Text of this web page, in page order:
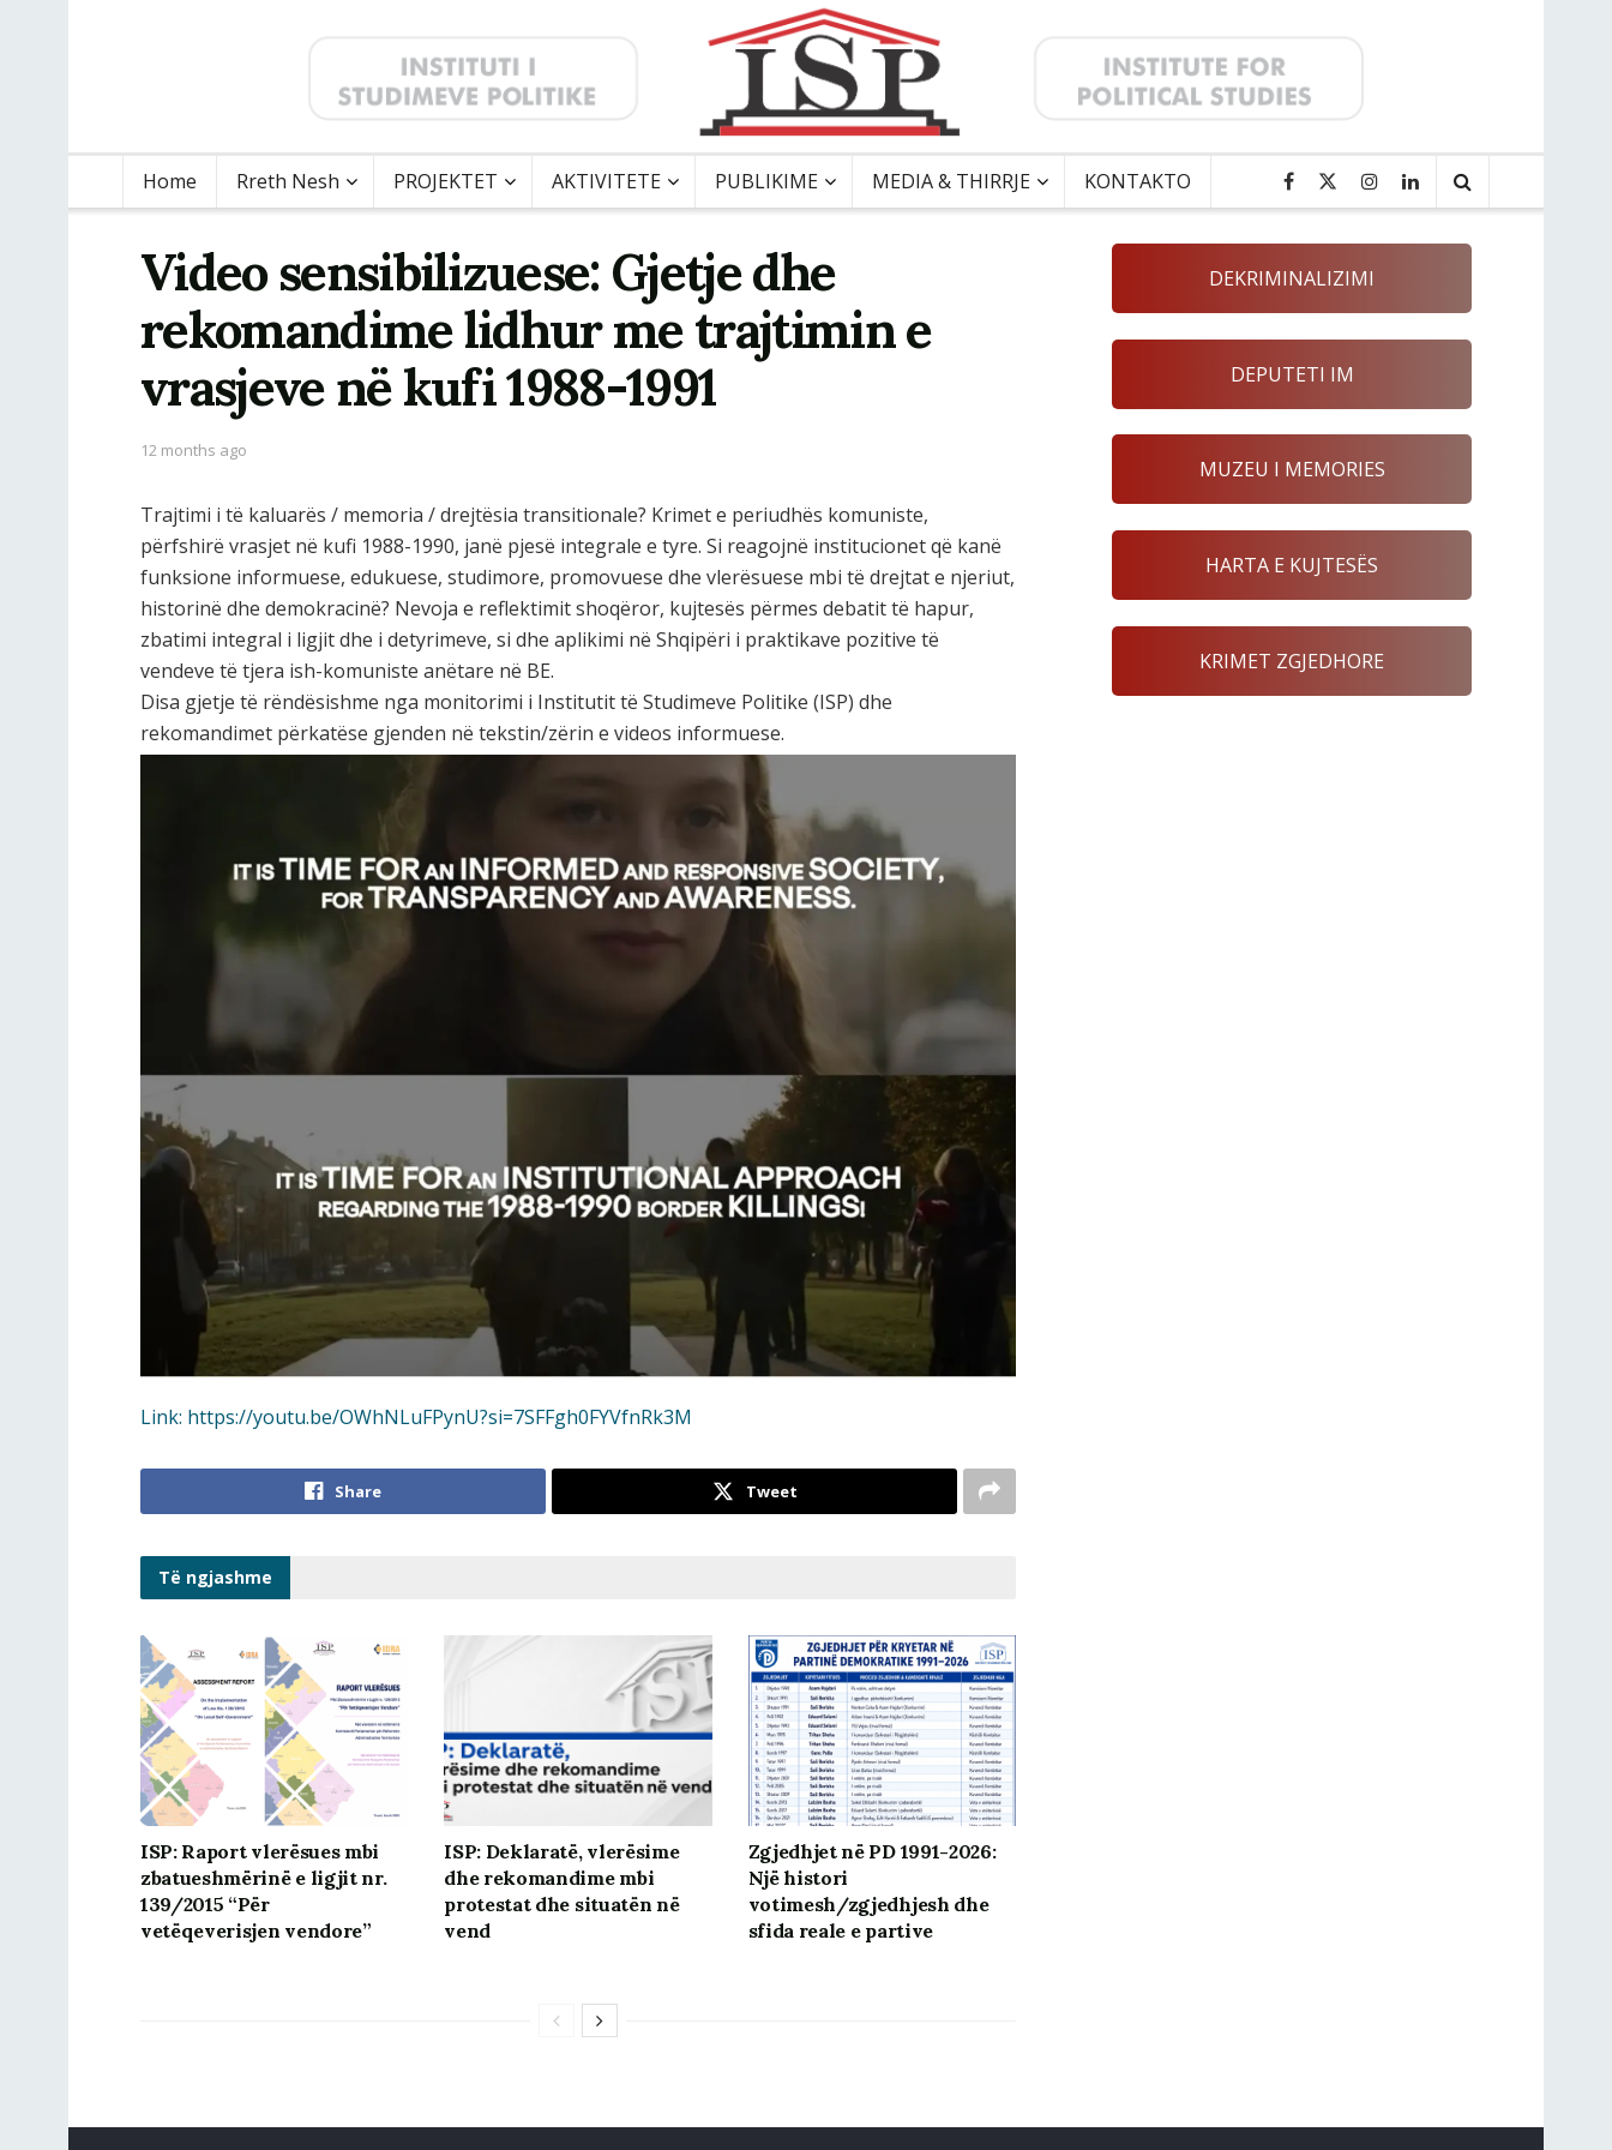
Home Rreth Nesh PROJEKTET AKTIVITETE PUBLIKIME MEDIA & THIRRJE KONTAKTO
Video sensibilizuese: Gjetje dhe
rekomandime lidhur me trajtimin e
vrasjeve në kufi 1988-1991
12 months ago
Trajtimi i të kaluarës / memoria / drejtësia transitionale? Krimet e periudhës komuniste,
përfshirë vrasjet në kufi 1988-1990, janë pjesë integrale e tyre. Si reagojnë institucionet që kanë
funksione informuese, edukuese, studimore, promovuese dhe vlerësuese mbi të drejtat e njeriut,
historinë dhe demokracinë? Nevoja e reflektimit shoqëror, kujtesës përmes debatit të hapur,
zbatimi integral i ligjit dhe i detyrimeve, si dhe aplikimi në Shqipëri i praktikave pozitive të
vendeve të tjera ish-komuniste anëtare në BE.
Disa gjetje të rëndësishme nga monitorimi i Institutit të Studimeve Politike (ISP) dhe
rekomandimet përkatëse gjenden në tekstin/zërin e videos informuese.
Link: https://youtu.be/OWhNLuFPynU?si=7SFFgh0FYVfnRk3M
Share Tweet
Të ngjashme
ISP: Raport vlerësues mbi
zbatueshmërinë e ligjit nr.
139/2015 “Për
vetëqeverisjen vendore”
ISP: Deklaratë, vlerësime
dhe rekomandime mbi
protestat dhe situatën në
vend
Zgjedhjet në PD 1991-2026:
Një histori
votimesh/zgjedhjesh dhe
sfida reale e partive
DEKRIMINALIZIMI
DEPUTETI IM
MUZEU I MEMORIES
HARTA E KUJTESËS
KRIMET ZGJEDHORE